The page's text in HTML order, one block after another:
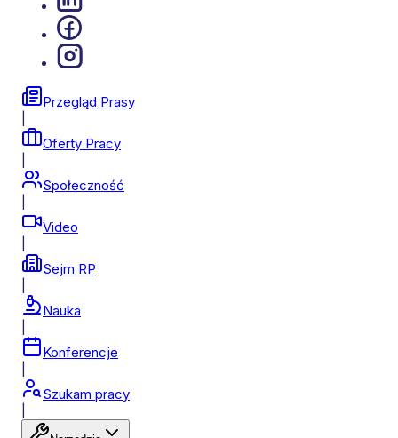
Przegląd Prasy
Oferty Pracy
Społeczność
Video
Sejm RP
Nauka
Konferencje
Szukam pracy